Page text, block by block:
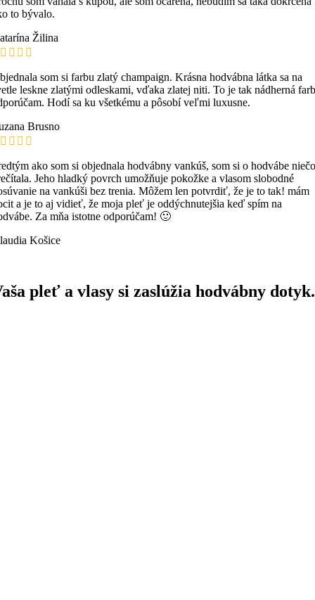
to bývalo.
Žilina
som si farbu zlatý champaign. Krásna hodvábna látka sa na
leskne zlatými odleskami, vďaka zlatej niti. To je tak nádherná
Hodí sa ku všetkému a pôsobí veľmi luxusne.
Brusno
ako som si objednala hodvábny vankúš, som si o hodvábe niečo
Jeho hladký povrch umožňuje pokožke a vlasom slobodné
na vankúši bez trenia. Môžem len potvrdiť, že je to tak! mám
a je to aj vidieť, že moja pleť je oddýchnutejšia keď spím na
Za mňa istotne odporúčam! 🙂
Košice
pleť a vlasy si zaslúžia hodvábny dotyk.